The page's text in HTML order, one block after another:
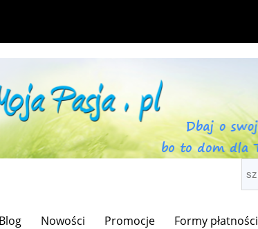
Blog Nowości Promocje Formy płatności